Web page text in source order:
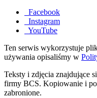
Facebook
Instagram
YouTube
Ten serwis wykorzystuje
używania opisaliśmy w
Teksty i zdjęcia znajdujące
firmy BCS. Kopiowanie i
zabronione.